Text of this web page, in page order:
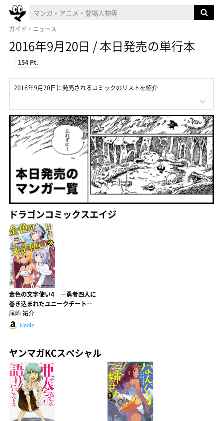
ガイド・ニュース
2016年9月20日 / 本日発売の単行本
154 Pt.
2016年9月20日に発売されるコミックのリストを紹介
ドラゴンコミックスエイジ
金色の文字使い4 ―勇者四人に
巻き込まれたユニークチート―
尾崎 祐介
kindle
ヤンマガKCスペシャル